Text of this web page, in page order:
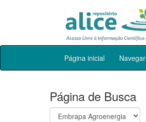
Skip
Página inicial Navegar
Página de Busca